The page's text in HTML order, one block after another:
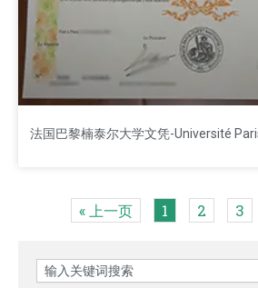
法国巴黎楠泰尔大学文凭-Université
« 上一页 1 2 3
Search